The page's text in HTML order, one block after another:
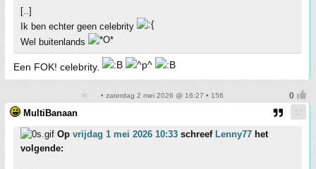
[..]
Ik ben echter geen celebrity
Wel buitenlands
Een FOK! celebrity.
• zaterdag 2 mei 2026 @ 16:27 • 156
MultiBanaan
Op vrijdag 1 mei 2026 10:33 schreef Lenny77 het
volgende: